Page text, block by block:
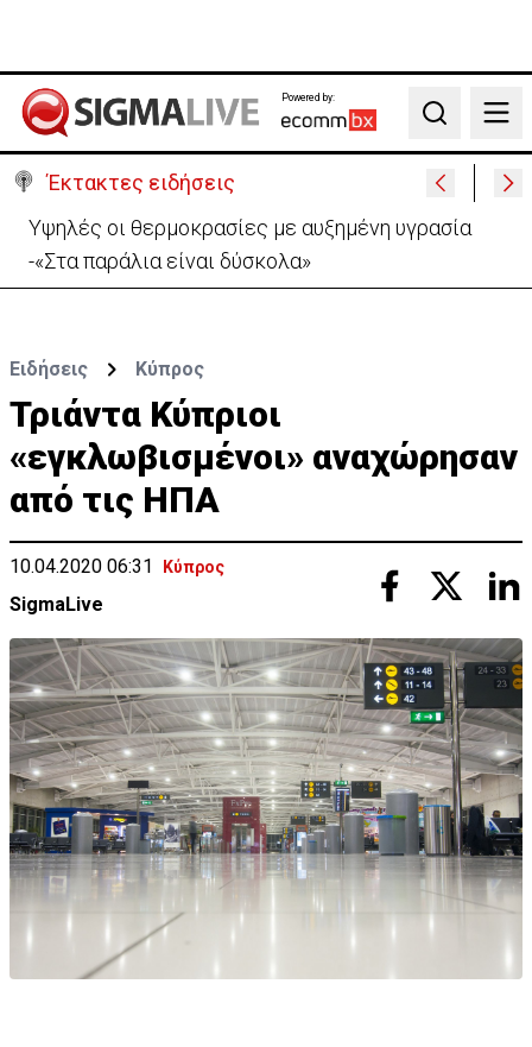
Powered by:
Search
Έκτακτες ειδήσεις
Υψηλές οι θερμοκρασίες με αυξημένη υγρασία
-«Στα παράλια είναι δύσκολα»
Ειδήσεις Κύπρος
Τριάντα Κύπριοι
«εγκλωβισμένοι» αναχώρησαν
από τις ΗΠΑ
10.04.2020 06:31 Κύπρος
SigmaLive